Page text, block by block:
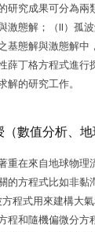
研究成果可分為兩
激態解；（II）孤
基態解與激態解中
薛丁格方程式進行
解的研究工作。
數值分析、地
重在來自地球物理
的方程式比如非黏
程式用來建構大
程和隨機偏微分方